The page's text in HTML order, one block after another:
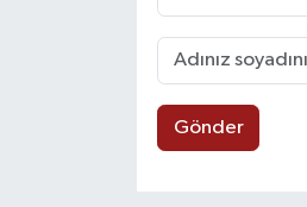
Gönder